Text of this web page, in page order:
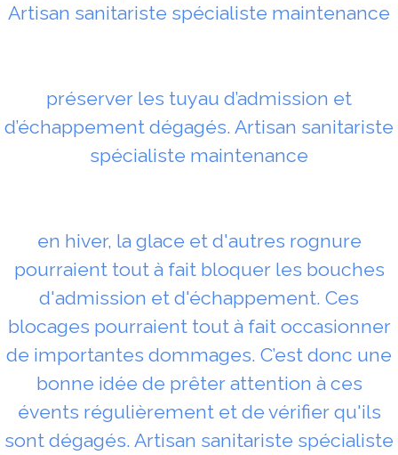
Artisan sanitariste spécialiste maintenance
préserver les tuyau d’admission et
d’échappement dégagés. Artisan sanitariste
spécialiste maintenance
en hiver, la glace et d'autres rognure
pourraient tout à fait bloquer les bouches
d'admission et d'échappement. Ces
blocages pourraient tout à fait occasionner
de importantes dommages. C’est donc une
bonne idée de prêter attention à ces
évents régulièrement et de vérifier qu'ils
sont dégagés. Artisan sanitariste spécialiste